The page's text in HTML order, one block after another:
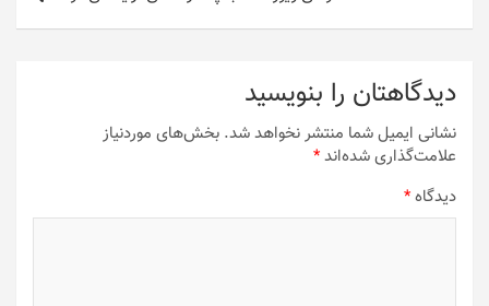
دیدگاهتان را بنویسید
نشانی ایمیل شما منتشر نخواهد شد. بخش‌های موردنیاز
علامت‌گذاری شده‌اند*
دیدگاه*